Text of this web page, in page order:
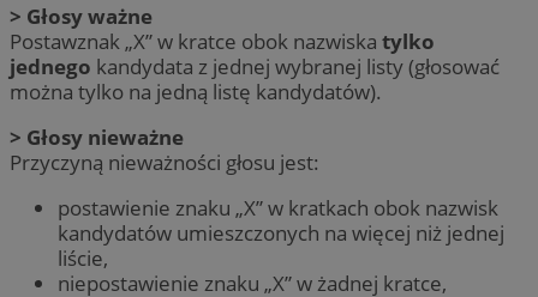
> Głosy ważne
Postawznak „X” w kratce obok nazwiska tylko
jednego kandydata z jednej wybranej listy (głosować
można tylko na jedną listę kandydatów).
> Głosy nieważne
Przyczyną nieważności głosu jest:
postawienie znaku „X” w kratkach obok nazwisk
kandydatów umieszczonych na więcej niż jednej
liście,
niepostawienie znaku „X” w żadnej kratce,